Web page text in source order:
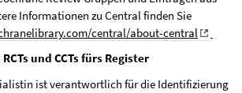
Informationen zu Central finden Sie
central/about-central
und CCTs fürs Register
ist verantwortlich für die Identifizierung